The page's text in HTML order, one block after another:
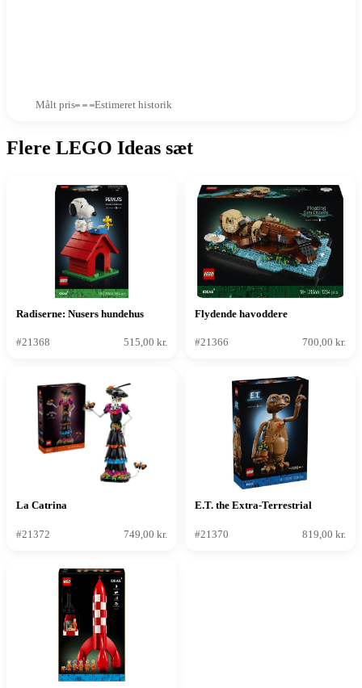
Målt pris Estimeret historik
Flere LEGO Ideas sæt
Radiserne: Nusers hundehus
#21368 515,00 kr.
Flydende havoddere
#21366 700,00 kr.
La Catrina
#21372 749,00 kr.
E.T. the Extra-Terrestrial
#21370 819,00 kr.